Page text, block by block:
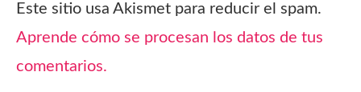
Este sitio usa Akismet para reducir el spam.
Aprende cómo se procesan los datos de tus
comentarios.